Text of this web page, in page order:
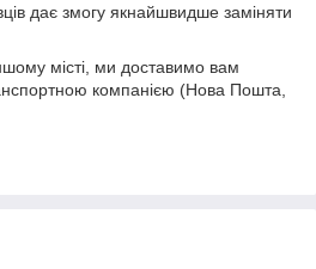
дає змогу якнайшвидше заміняти
місті, ми доставимо вам
компанією (Нова Пошта,